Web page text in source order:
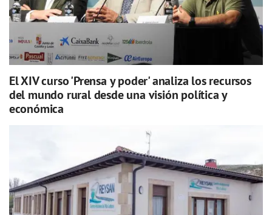
El XIV curso 'Prensa y poder' analiza los recursos
del mundo rural desde una visión política y
económica